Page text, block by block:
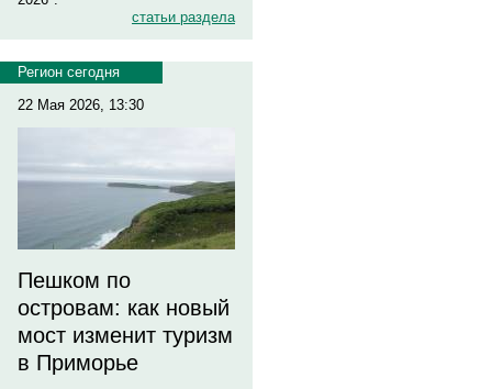
статьи раздела
Регион сегодня
22 Мая 2026, 13:30
Пешком по
островам: как новый
мост изменит туризм
в Приморье